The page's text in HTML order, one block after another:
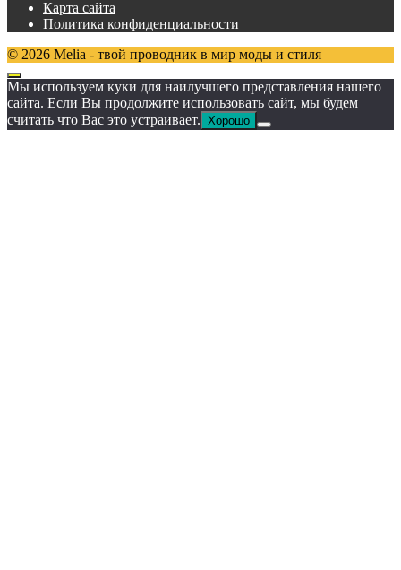
Карта сайта
Политика конфиденциальности
© 2026 Melia - твой проводник в мир моды и стиля
Мы используем куки для наилучшего представления нашего
сайта. Если Вы продолжите использовать сайт, мы будем
считать что Вас это устраивает. Хорошо